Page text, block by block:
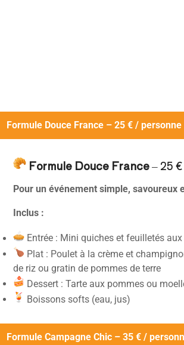
Formule Douce France – 25 € / personne
Formule Douce France– 25
Pour un événement simple, savoureux
Inclus :
Entrée : Mini quiches et feuilletés
Plat : Poulet à la crème et
de riz ou gratin de pommes de terre
Dessert : Tarte aux pommes ou
Boissons softs (eau, jus)
Formule Campagne Chic – 35 € /